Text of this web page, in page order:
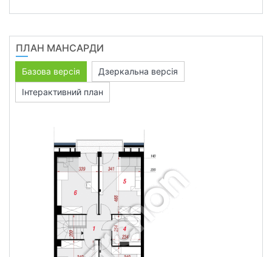
ПЛАН МАНСАРДИ
Базова версія
Дзеркальна версія
Інтерактивний план